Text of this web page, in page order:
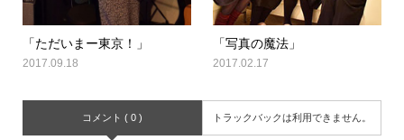
「ただいまー東京！」
2017.09.18
「写真の魔法」
2017.02.17
コメント ( 0 ) トラックバックは利用できません。